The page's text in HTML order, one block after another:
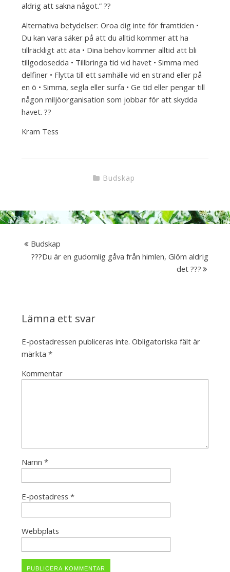
aldrig att sakna något.” ??
Alternativa betydelser: Oroa dig inte för framtiden •
Du kan vara säker på att du alltid kommer att ha
tillräckligt att äta • Dina behov kommer alltid att bli
tillgodosedda • Tillbringa tid vid havet • Simma med
delfiner • Flytta till ett samhälle vid en strand eller på
en ö • Simma, segla eller surfa • Ge tid eller pengar till
någon miljöorganisation som jobbar för att skydda
havet. ??
Kram Tess
Budskap
Budskap
???Du är en gudomlig gåva från himlen, Glöm aldrig
det ???
Lämna ett svar
E-postadressen publiceras inte. Obligatoriska fält är
märkta *
Kommentar
Namn *
E-postadress *
Webbplats